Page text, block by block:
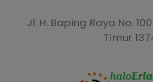
Jl. H. Baping Raya No.
Timur